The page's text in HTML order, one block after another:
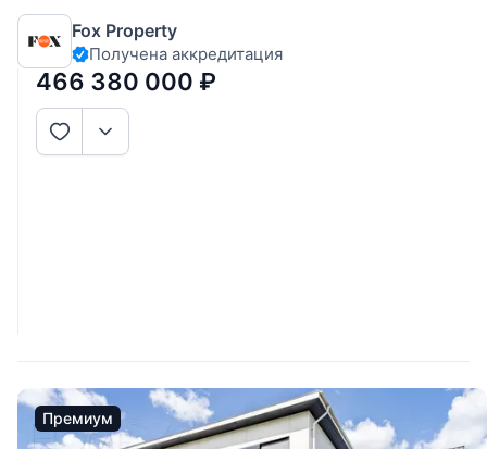
участке площадью 54 сот (34 сотки в собственности, 20
соток - аренда леса). На территории участка расположена
баня площадью 60 кв.м с зоной отдыха и отдельно стоящий
гараж на 2 м
Fox Property
Получена аккредитация
466 380 000 ₽
Премиум